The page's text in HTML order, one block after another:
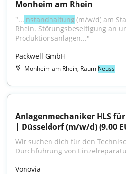
Monheim am Rhein
"...Instandhaltung (m/w/d) am
Rhein. Störungsbeseitigung an
Produktionsanlagen..."
Packwell GmbH
Monheim am Rhein, Raum Neuss
Anlagenmechaniker HLS
| Düsseldorf (m/w/d) (9.00
Wir suchen dich für den
Durchführung von
Vonovia